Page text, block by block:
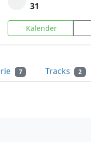
31
Kalender
7 Tracks 2